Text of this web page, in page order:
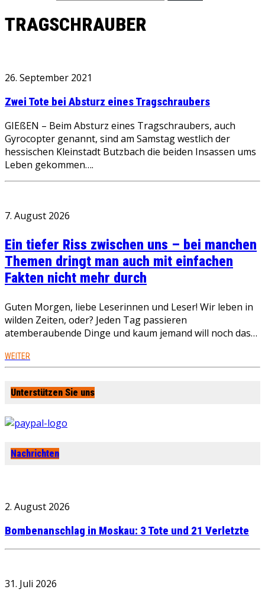
TRAGSCHRAUBER
26. September 2021
Zwei Tote bei Absturz eines Tragschraubers
GIEßEN – Beim Absturz eines Tragschraubers, auch
Gyrocopter genannt, sind am Samstag westlich der
hessischen Kleinstadt Butzbach die beiden Insassen ums
Leben gekommen….
7. August 2026
Ein tiefer Riss zwischen uns – bei manchen
Themen dringt man auch mit einfachen
Fakten nicht mehr durch
Guten Morgen, liebe Leserinnen und Leser! Wir leben in
wilden Zeiten, oder? Jeden Tag passieren
atemberaubende Dinge und kaum jemand will noch das…
WEITER
Unterstützen Sie uns
Nachrichten
2. August 2026
Bombenanschlag in Moskau: 3 Tote und 21 Verletzte
31. Juli 2026